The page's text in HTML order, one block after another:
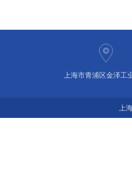
上海市青浦区金泽工
上